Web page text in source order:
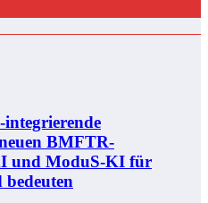
BMFTR-
und ModuS‑KI für